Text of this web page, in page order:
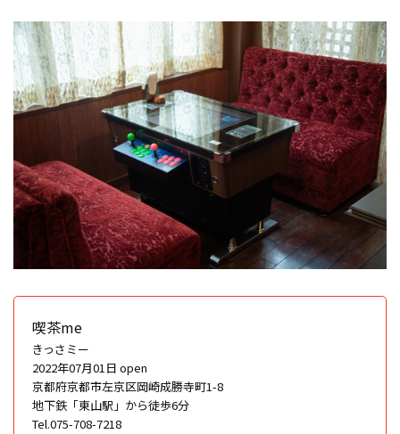
喫茶me
きっさミー
2022年07月01日 open
京都府京都市左京区岡崎成勝寺町1-8
地下鉄「東山駅」から徒歩6分
Tel.075-708-7218